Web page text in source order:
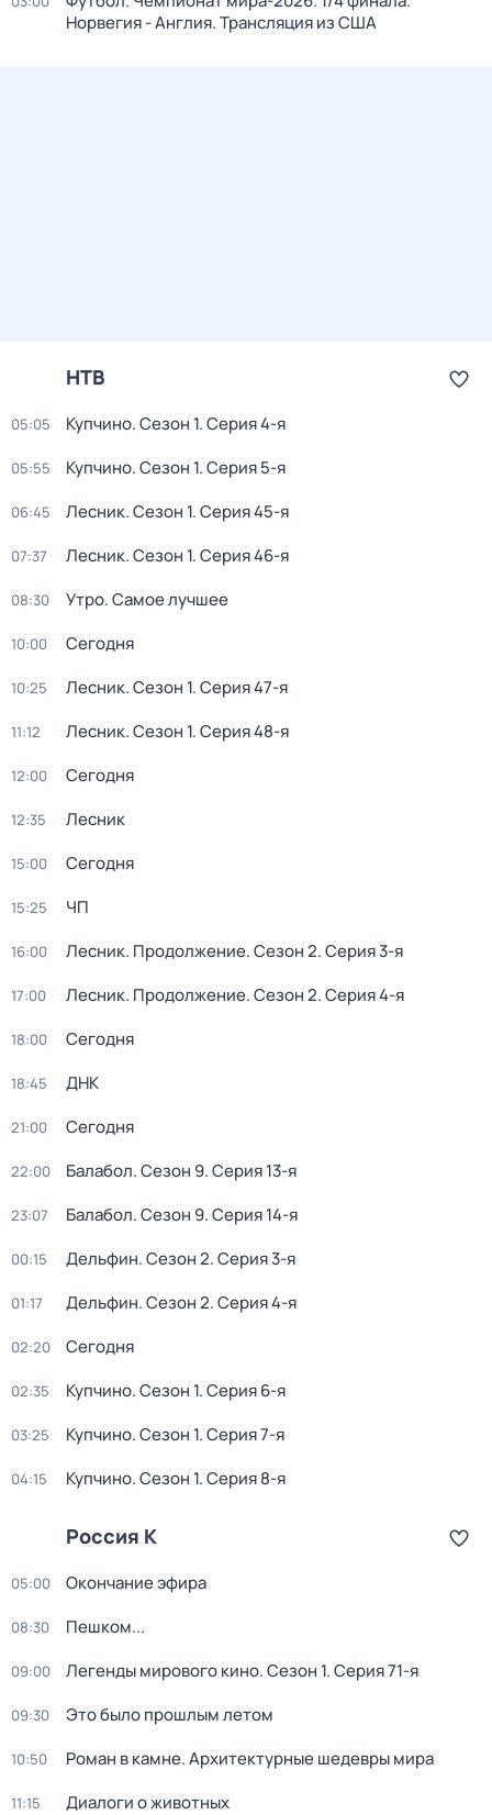
Норвегия - Англия. Трансляция из США
НТВ
05:05 Купчино. Сезон 1. Серия 4-я
05:55 Купчино. Сезон 1. Серия 5-я
06:45 Лесник. Сезон 1. Серия 45-я
07:37 Лесник. Сезон 1. Серия 46-я
08:30 Утро. Самое лучшее
10:00 Сегодня
10:25 Лесник. Сезон 1. Серия 47-я
11:12 Лесник. Сезон 1. Серия 48-я
12:00 Сегодня
12:35 Лесник
15:00 Сегодня
15:25 ЧП
16:00 Лесник. Продолжение. Сезон 2. Серия 3-я
17:00 Лесник. Продолжение. Сезон 2. Серия 4-я
18:00 Сегодня
18:45 ДНК
21:00 Сегодня
22:00 Балабол. Сезон 9. Серия 13-я
23:07 Балабол. Сезон 9. Серия 14-я
00:15 Дельфин. Сезон 2. Серия 3-я
01:17 Дельфин. Сезон 2. Серия 4-я
02:20 Сегодня
02:35 Купчино. Сезон 1. Серия 6-я
03:25 Купчино. Сезон 1. Серия 7-я
04:15 Купчино. Сезон 1. Серия 8-я
Россия К
05:00 Окончание эфира
08:30 Пешком...
09:00 Легенды мирового кино. Сезон 1. Серия 71-я
09:30 Это было прошлым летом
10:50 Роман в камне. Архитектурные шедевры мира
11:15 Диалоги о животных